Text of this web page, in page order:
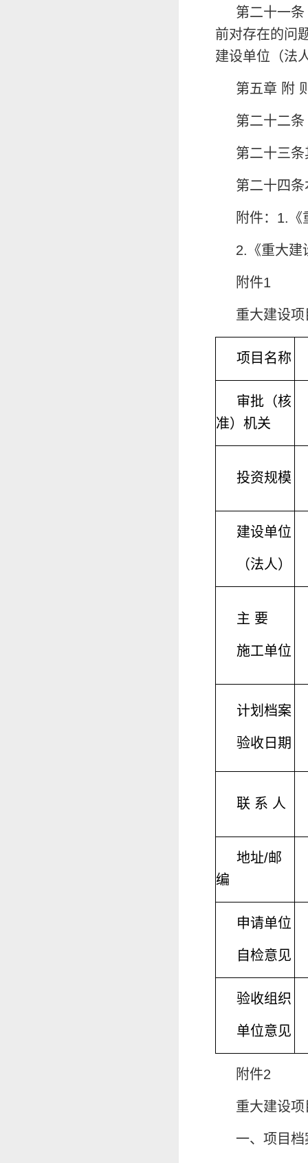
第二十一
前对存在的问
建设单位（法
第五章 附
第二十二
第二十三
第二十四
附件：1.《
2.《重大建
附件1
重大建设
项目名称
审批（核
准）机关
投资规模
建设单位
（法人）
主 要
施工单位
计划档案
验收日期
联 系 人
地址/邮
编
申请单位
自检意见
验收组织
单位意见
附件2
重大建设
一、项目